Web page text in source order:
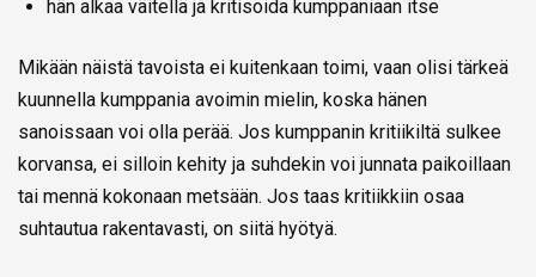
hän alkaa väitellä ja kritisoida kumppaniaan itse
Mikään näistä tavoista ei kuitenkaan toimi, vaan olisi tärkeä
kuunnella kumppania avoimin mielin, koska hänen
sanoissaan voi olla perää. Jos kumppanin kritiikiltä sulkee
korvansa, ei silloin kehity ja suhdekin voi junnata paikoillaan
tai mennä kokonaan metsään. Jos taas kritiikkiin osaa
suhtautua rakentavasti, on siitä hyötyä.